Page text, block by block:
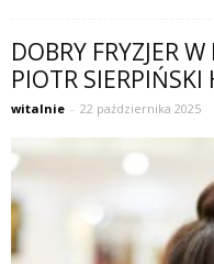
DOBRY FRYZJER
PIOTR SIERPIŃSKI
witalnie - 22 października 2025